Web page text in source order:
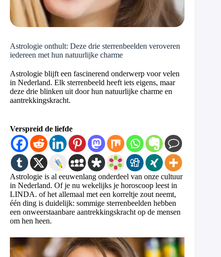
Astrologie onthult: Deze drie sterrenbeelden veroveren
iedereen met hun natuurlijke charme
Astrologie blijft een fascinerend onderwerp voor velen
in Nederland. Elk sterrenbeeld heeft iets eigens, maar
deze drie blinken uit door hun natuurlijke charme en
aantrekkingskracht.
Verspreid de liefde
Astrologie is al eeuwenlang onderdeel van onze cultuur
in Nederland. Of je nu wekelijks je horoscoop leest in
LINDA. of het allemaal met een korreltje zout neemt,
één ding is duidelijk: sommige sterrenbeelden hebben
een onweerstaanbare aantrekkingskracht op de mensen
om hen heen.